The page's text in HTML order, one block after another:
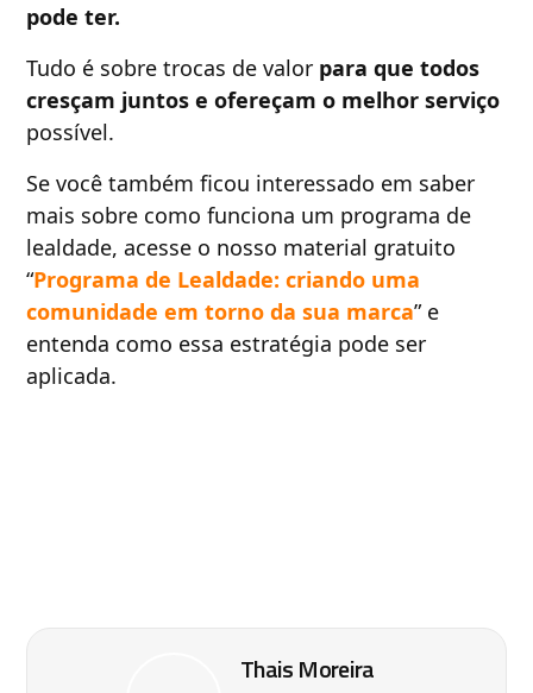
pode ter.
Tudo é sobre trocas de valor para que todos
cresçam juntos e ofereçam o melhor serviço
possível.
Se você também ficou interessado em saber
mais sobre como funciona um programa de
lealdade, acesse o nosso material gratuito
“Programa de Lealdade: criando uma
comunidade em torno da sua marca” e
entenda como essa estratégia pode ser
aplicada.
Thais Moreira